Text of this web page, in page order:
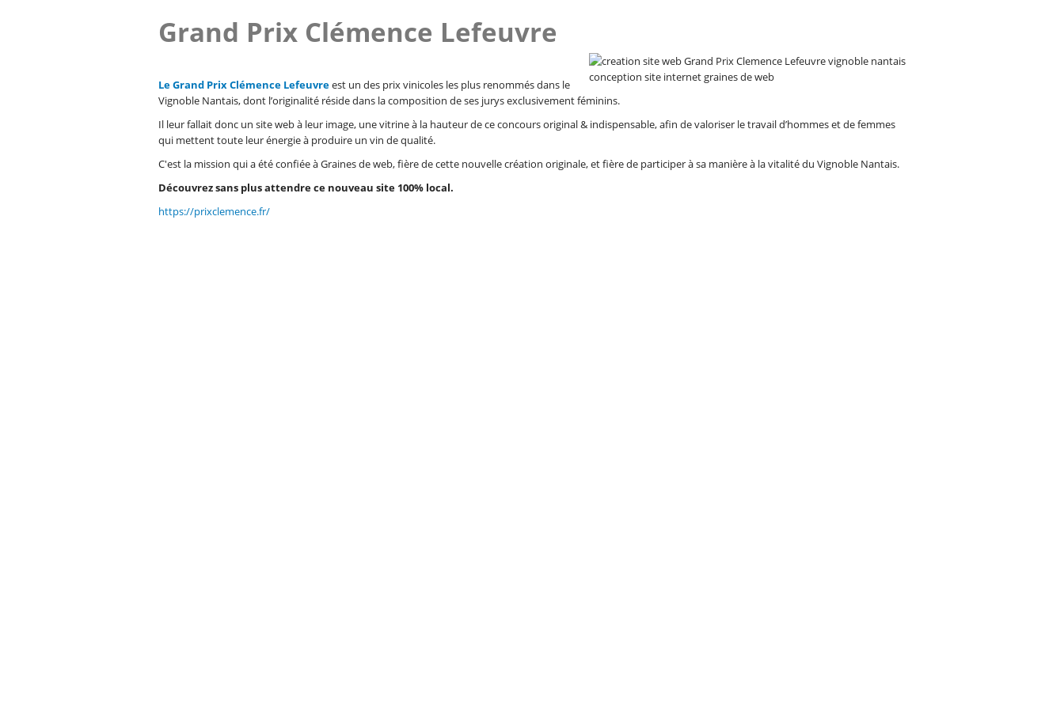
Grand Prix Clémence Lefeuvre
Le Grand Prix Clémence Lefeuvreest un des prix vinicoles les plus renommés dans le
Vignoble Nantais, dont l’originalité réside dans la composition de ses jurys exclusivement féminins.
Il leur fallait donc un site web à leur image, une vitrine à la hauteur de ce concours original & indispensable, afin de valoriser le travail d’hommes et de femmes
qui mettent toute leur énergie à produire un vin de qualité.
C'est la mission qui a été confiée à Graines de web, fière de cette nouvelle création originale, et fière de participer à sa manière à la vitalité du Vignoble Nantais.
Découvrez sans plus attendre ce nouveau site 100% local.
https://prixclemence.fr/